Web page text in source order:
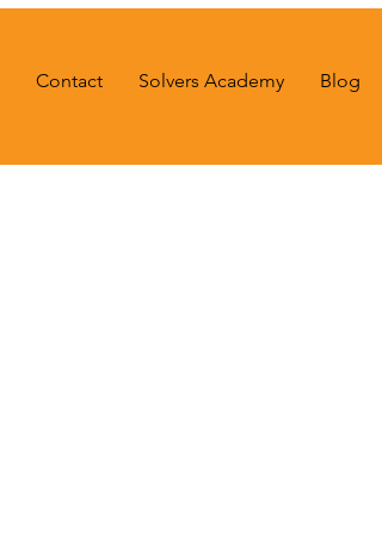
Contact Solvers Academy Blog